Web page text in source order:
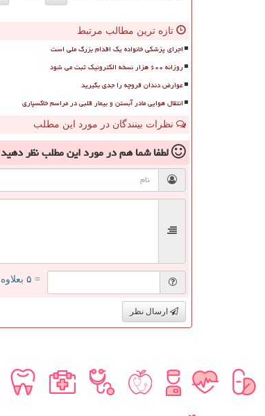
تازه ترین مطالب مرتبط
اجرای پزشکی خانواده یک اقدام بزرگ ملی است
روزانه ۶۰۰ هزار نسخه الکترونیک ثبت می شود
عوارض دندان قروچه را جدی بگیرید
انتقال هوایی مادر آبستن و بیمار قلبی در مراسم خاکسپاری
نظرات بینندگان در مورد این مطلب
لطفا شما همدر مورد این مطلبنظر دهید
= ۵ بعلاوه ۳
ارسال نظر